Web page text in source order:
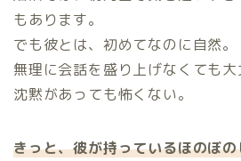
もあります。
でも彼とは、初めてなのに自然。
無理に会話を盛り上げなくても大
沈黙があっても怖くない。
きっと、彼が持っているほのぼ